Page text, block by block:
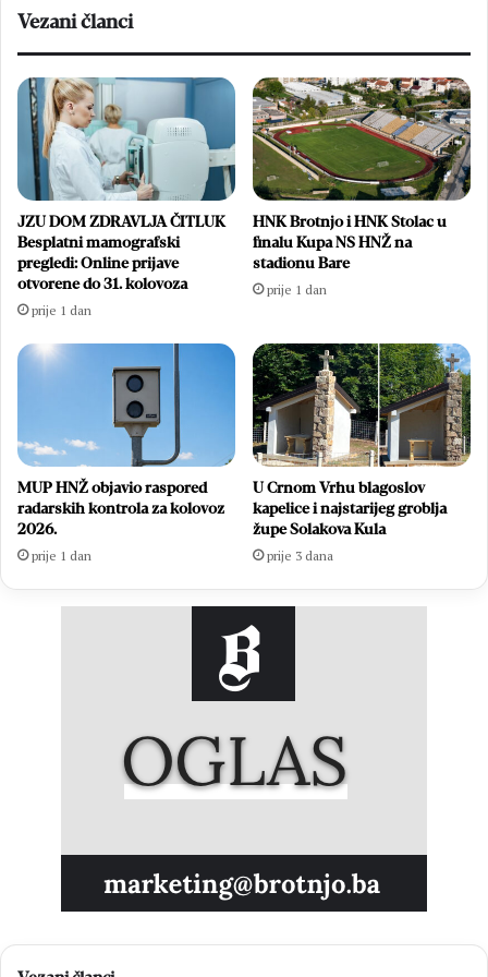
Vezani članci
JZU DOM ZDRAVLJA ČITLUK
Besplatni mamografski
pregledi: Online prijave
otvorene do 31. kolovoza
prije 1 dan
HNK Brotnjo i HNK Stolac u
finalu Kupa NS HNŽ na
stadionu Bare
prije 1 dan
MUP HNŽ objavio raspored
radarskih kontrola za kolovoz
2026.
prije 1 dan
U Crnom Vrhu blagoslov
kapelice i najstarijeg groblja
župe Solakova Kula
prije 3 dana